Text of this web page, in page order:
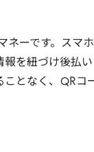
ネーです。スマホ
を紐づけ後払
となく、 QRコ